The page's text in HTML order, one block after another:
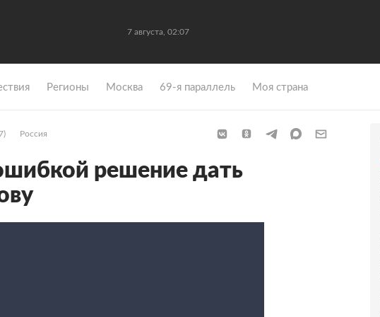
7 августа, 02:07
Регионы Москва 69-я параллель Моя страна
Россия
решение дать